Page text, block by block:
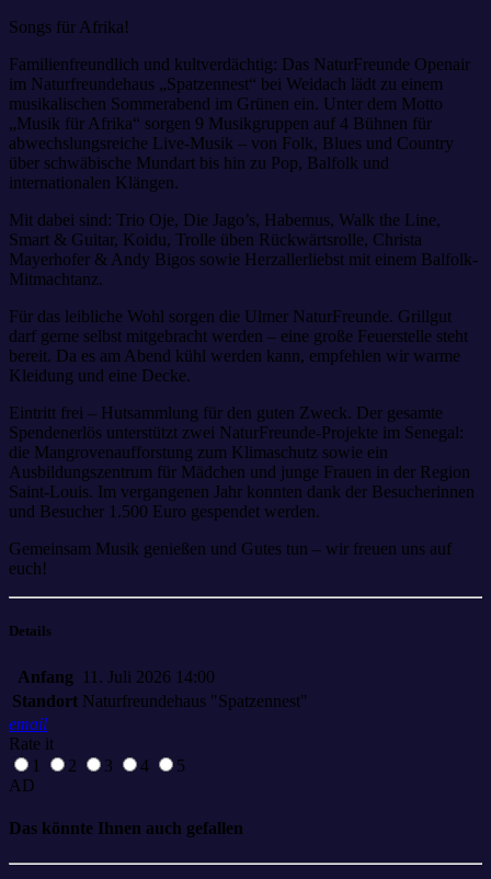
Songs für Afrika!
Familienfreundlich und kultverdächtig: Das NaturFreunde Openair
im Naturfreundehaus „Spatzennest“ bei Weidach lädt zu einem
musikalischen Sommerabend im Grünen ein. Unter dem Motto
„Musik für Afrika“ sorgen 9 Musikgruppen auf 4 Bühnen für
abwechslungsreiche Live-Musik – von Folk, Blues und Country
über schwäbische Mundart bis hin zu Pop, Balfolk und
internationalen Klängen.
Mit dabei sind: Trio Oje, Die Jago’s, Habemus, Walk the Line,
Smart & Guitar, Koidu, Trolle üben Rückwärtsrolle, Christa
Mayerhofer & Andy Bigos sowie Herzallerliebst mit einem Balfolk-
Mitmachtanz.
Für das leibliche Wohl sorgen die Ulmer NaturFreunde. Grillgut
darf gerne selbst mitgebracht werden – eine große Feuerstelle steht
bereit. Da es am Abend kühl werden kann, empfehlen wir warme
Kleidung und eine Decke.
Eintritt frei – Hutsammlung für den guten Zweck. Der gesamte
Spendenerlös unterstützt zwei NaturFreunde-Projekte im Senegal:
die Mangrovenaufforstung zum Klimaschutz sowie ein
Ausbildungszentrum für Mädchen und junge Frauen in der Region
Saint-Louis. Im vergangenen Jahr konnten dank der Besucherinnen
und Besucher 1.500 Euro gespendet werden.
Gemeinsam Musik genießen und Gutes tun – wir freuen uns auf
euch!
Details
Anfang
11. Juli 2026 14:00
Standort Naturfreundehaus "Spatzennest"
email
Rate it
1
2 3 4
5
AD
Das könnte Ihnen auch gefallen